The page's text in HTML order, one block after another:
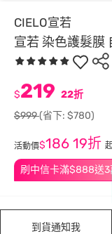
CIELO宣若
宣若 染色護髮膜
刷中信卡滿$888送3
$219 22折
$999(省下: $780)
活動價$186 19折
到貨通知我